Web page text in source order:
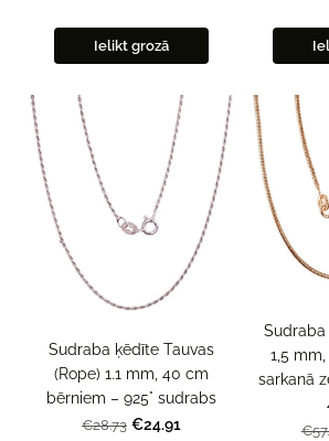
Ielikt grozā
Sudraba ķēdīte Tauvas
(Rope) 1.1 mm, 40 cm
bērniem – 925° sudrabs
€28.73 €24.91
Sudraba
1,5 mm,
sarkanā